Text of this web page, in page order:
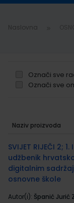
Naslovna
Označi sve
Označi sve
proizvodi
Naziv proizvoda
SVIJET RIJEČI 2;
udžbenik
digitalnim
osnovne škole
Autor(i): Španić Jurić